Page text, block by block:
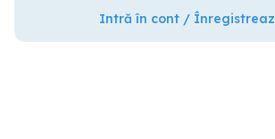
Intră în cont /